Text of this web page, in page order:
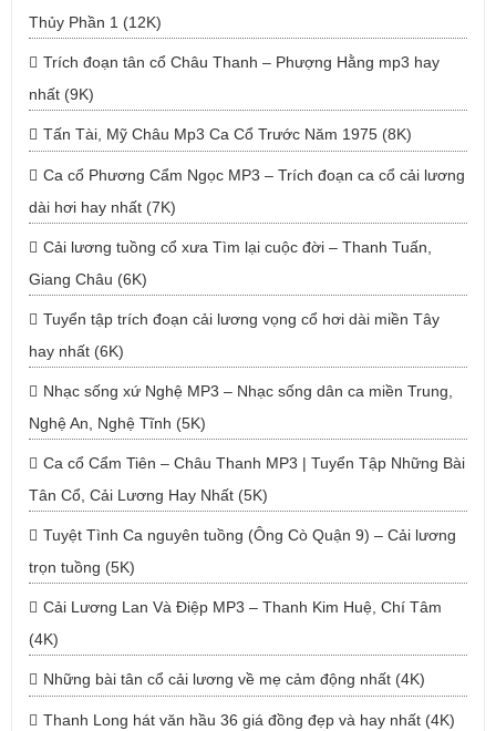
Thủy Phần 1 (12K)
Trích đoạn tân cổ Châu Thanh – Phượng Hằng mp3 hay
nhất (9K)
Tấn Tài, Mỹ Châu Mp3 Ca Cổ Trước Năm 1975 (8K)
Ca cổ Phương Cẩm Ngọc MP3 – Trích đoạn ca cổ cải lương
dài hơi hay nhất (7K)
Cải lương tuồng cổ xưa Tìm lại cuộc đời – Thanh Tuấn,
Giang Châu (6K)
Tuyển tập trích đoạn cải lương vọng cổ hơi dài miền Tây
hay nhất (6K)
Nhạc sống xứ Nghệ MP3 – Nhạc sống dân ca miền Trung,
Nghệ An, Nghệ Tĩnh (5K)
Ca cổ Cẩm Tiên – Châu Thanh MP3 | Tuyển Tập Những Bài
Tân Cổ, Cải Lương Hay Nhất (5K)
Tuyệt Tình Ca nguyên tuồng (Ông Cò Quận 9) – Cải lương
trọn tuồng (5K)
Cải Lương Lan Và Điệp MP3 – Thanh Kim Huệ, Chí Tâm
(4K)
Những bài tân cổ cải lương về mẹ cảm động nhất (4K)
Thanh Long hát văn hầu 36 giá đồng đẹp và hay nhất (4K)